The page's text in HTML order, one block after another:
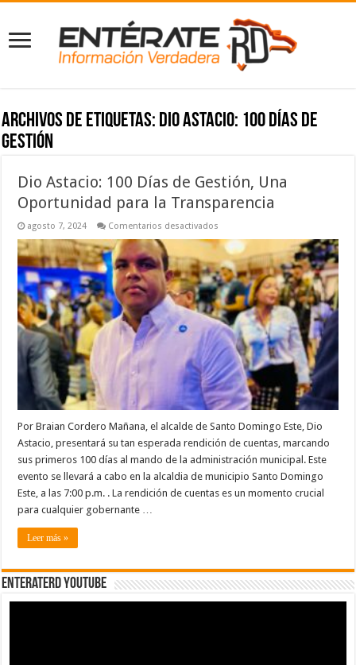
Archivos de etiquetas: Dio Astacio: 100 Días de
Gestión
Dio Astacio: 100 Días de Gestión, Una
Oportunidad para la Transparencia
agosto 7, 2024 Comentarios desactivados
Astacio:
100
Días
de
Gestión,
Una
Oportunidad
para
la
Transparencia
Por Braian Cordero Mañana, el alcalde de Santo Domingo Este, Dio
Astacio, presentará su tan esperada rendición de cuentas, marcando
sus primeros 100 días al mando de la administración municipal. Este
evento se llevará a cabo en la alcaldia de municipio Santo Domingo
Este, a las 7:00 p.m. . La rendición de cuentas es un momento crucial
para cualquier gobernante …
Leer más »
EnterateRD YOUTUBE